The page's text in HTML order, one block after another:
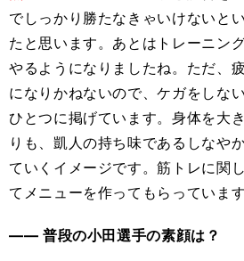
でしっかり勝たなきゃいけないと
たと思います。あとはトレーニン
やるようになりましたね。ただ、
になりかねないので、ケガをしな
ひとつに掲げています。身体を大
りも、凱人の持ち味であるしなや
ていくイメージです。筋トレに関
てメニューを作ってもらっています
―― 普段の小田選手の素顔は？